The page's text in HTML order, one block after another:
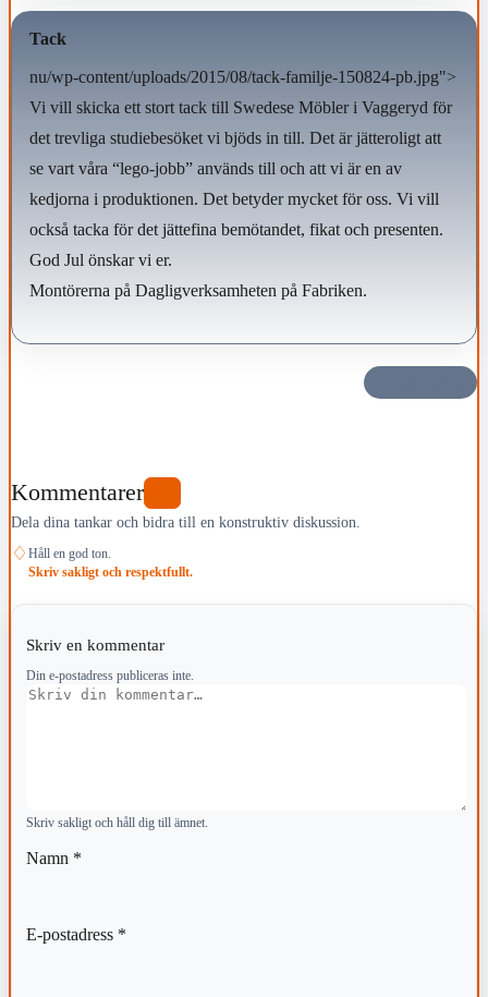
Tack
nu/wp-content/uploads/2015/08/tack-familje-150824-pb.jpg">
Vi vill skicka ett stort tack till Swedese Möbler i Vaggeryd för
det trevliga studiebesöket vi bjöds in till. Det är jätteroligt att
se vart våra “lego-jobb” används till och att vi är en av
kedjorna i produktionen. Det betyder mycket för oss. Vi vill
också tacka för det jättefina bemötandet, fikat och presenten.
God Jul önskar vi er.
Montörerna på Dagligverksamheten på Fabriken.
Kommentarer
Dela dina tankar och bidra till en konstruktiv diskussion.
♢ Håll en god ton.
Skriv sakligt och respektfullt.
Skriv en kommentar
Din e-postadress publiceras inte.
Kommentar
Skriv sakligt och håll dig till ämnet.
Namn *
E-postadress *